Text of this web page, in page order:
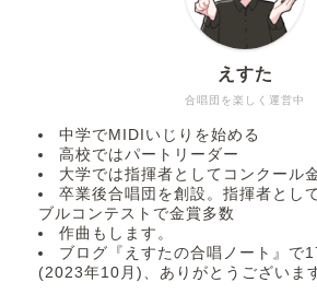
合唱団を楽しく運営中
えすた
中学でMIDIいじりを始める
高校ではパートリーダー
大学では指揮者としてコンクール
卒業後合唱団を創設。指揮者とし
ブルコンテストで金賞多数
作曲もします。
ブログ『えすたの合唱ノート』で
(2023年10月)、ありがとうございま